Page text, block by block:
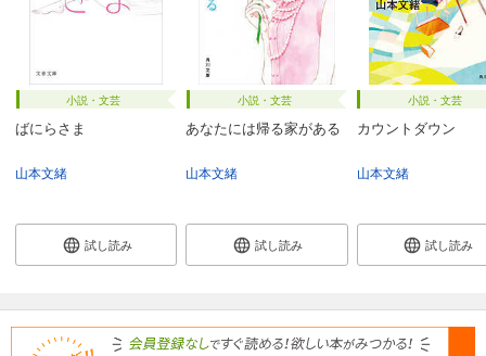
小説・文芸
ばにらさま
山本文緒
試し読み
小説・文芸
あなたには帰る家がある
山本文緒
試し読み
小説・文芸
カウントダウン
山本文緒
試し読み